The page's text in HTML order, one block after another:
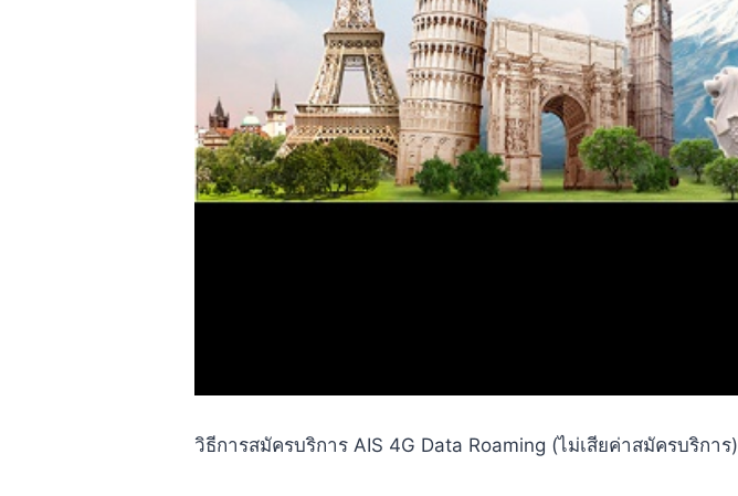
วิธีการสมัครบริการ AIS 4G Data Roaming (ไม่เสียค่าสมัครบริการ)